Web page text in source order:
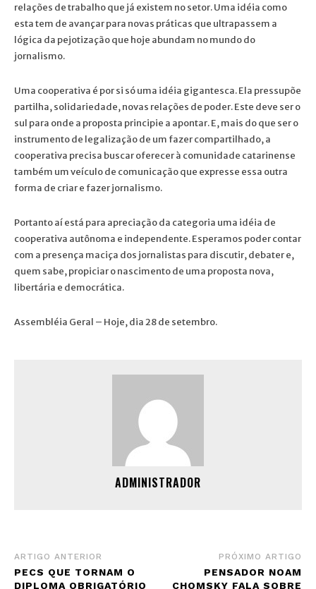
relações de trabalho que já existem no setor. Uma idéia como
esta tem de avançar para novas práticas que ultrapassem a
lógica da pejotização que hoje abundam no mundo do
jornalismo.
Uma cooperativa é por si só uma idéia gigantesca. Ela pressupõe
partilha, solidariedade, novas relações de poder. Este deve ser o
sul para onde a proposta principie a apontar. E, mais do que ser o
instrumento de legalização de um fazer compartilhado, a
cooperativa precisa buscar oferecer à comunidade catarinense
também um veículo de comunicação que expresse essa outra
forma de criar e fazer jornalismo.
Portanto aí está para apreciação da categoria uma idéia de
cooperativa autônoma e independente. Esperamos poder contar
com a presença maciça dos jornalistas para discutir, debater e,
quem sabe, propiciar o nascimento de uma proposta nova,
libertária e democrática.
Assembléia Geral – Hoje, dia 28 de setembro.
ADMINISTRADOR
ARTIGO ANTERIOR
PECS QUE TORNAM O
DIPLOMA OBRIGATÓRIO
PRÓXIMO ARTIGO
PENSADOR NOAM
CHOMSKY FALA SOBRE